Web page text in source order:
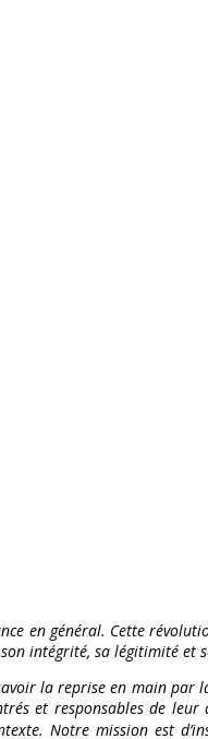
en général. Cette
intégrité, sa légitimité et
la reprise en main
et responsables de
Notre mission est